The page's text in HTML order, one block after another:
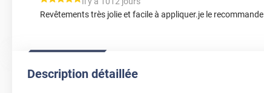
Revêtements très jolie et facile à appliquer.je le recommande
Description détaillée